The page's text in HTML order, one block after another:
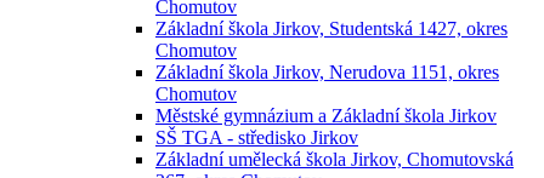
Chomutov
Základní škola Jirkov, Studentská 1427, okres
Chomutov
Základní škola Jirkov, Nerudova 1151, okres
Chomutov
Městské gymnázium a Základní škola Jirkov
SŠ TGA - středisko Jirkov
Základní umělecká škola Jirkov, Chomutovská